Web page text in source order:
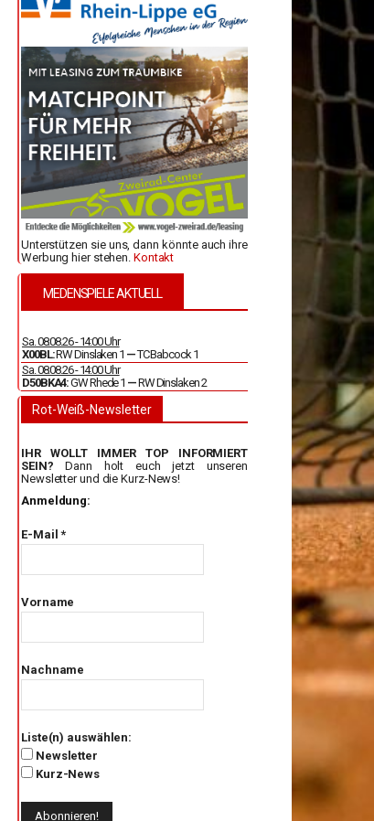
Unterstützen sie uns, dann könnte auch ihre
Werbung hier stehen. Kontakt
MEDENSPIELE AKTUELL
Sa. 08.08.26 - 14:00 Uhr
X00BL:RW Dinslaken 1 —TC Babcock 1
Sa. 08.08.26 - 14:00 Uhr
D50BKA4:GW Rhede 1 —RW Dinslaken 2
Rot-Weiß-Newsletter
IHR WOLLT IMMER TOP INFORMIERT
SEIN? Dann holt euch jetzt unseren
Newsletter und die Kurz-News!
Anmeldung:
E-Mail*
Vorname
Nachname
Liste(n) auswählen:
Newsletter
Kurz-News